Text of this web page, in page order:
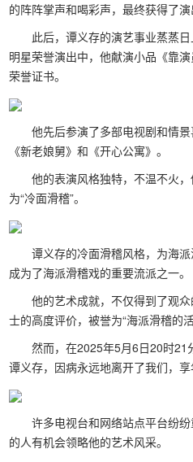
的阵阵掌声和喝彩声，最终获得了演
此后，谭义存的演艺事业蒸蒸日
明星荣誉演出中，他献演小品《靠
荣誉证书。
他先后参演了多部电视剧和情景
《新老娘舅》和《开心公寓》。
他的表演风格独特，不温不火，
为“冷面滑稽”。
谭义存的冷面滑稽风格，为海派
成为了海派滑稽戏的重要流派之一。
他的艺术成就，不仅得到了观众
士的高度评价，被誉为“海派滑稽的活
然而，在2025年5月6日20时21
谭义存，因病永远地离开了我们，享
许多电视台和网络站点平台纷纷
的人有机会领略他的艺术风采。